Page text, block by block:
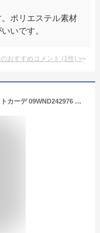
ポリエステル素材
いです。
おすすめコメント (1件) >
[ミラオーウェン] アンサンブルシアーニットカーデ 09WND242976 レディース BEG